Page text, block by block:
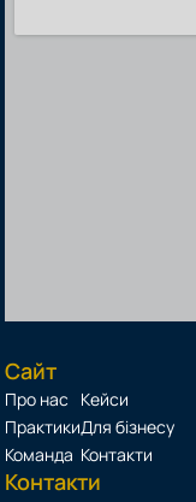
Сайт
Про нас
Практики
Команда
Кейси
Для бізнесу
Контакти
Контакти